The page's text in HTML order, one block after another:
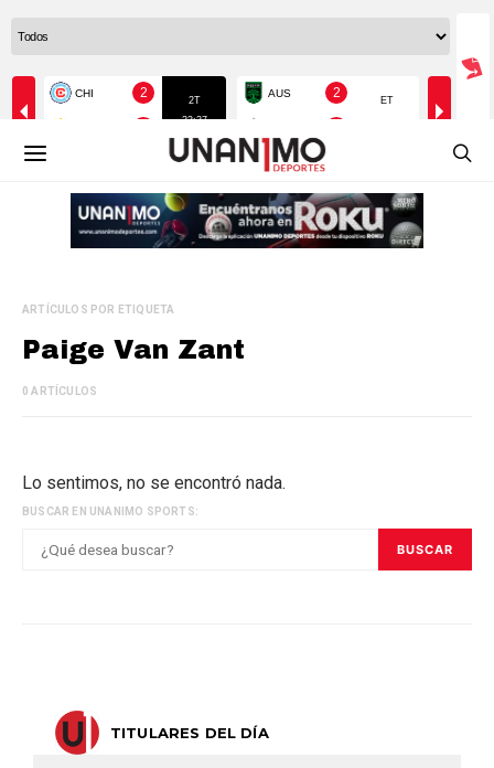
ARTÍCULOS POR ETIQUETA
Paige Van Zant
0 ARTÍCULOS
Lo sentimos, no se encontró nada.
BUSCAR EN UNANIMO SPORTS:
BUSCAR
TITULARES DEL DÍA